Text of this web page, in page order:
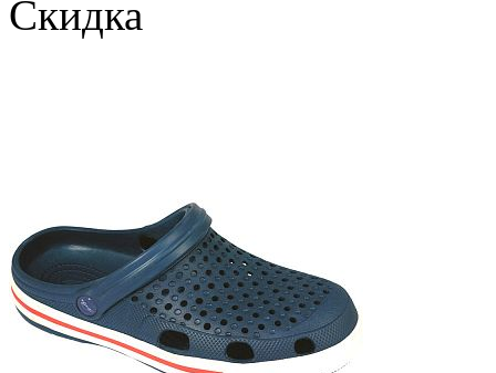
Скидка